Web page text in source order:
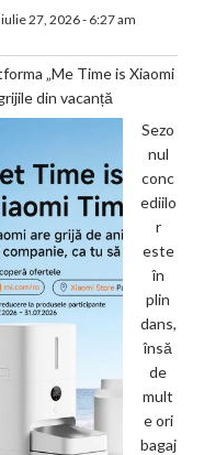
iulie 27, 2026 - 6:27 am
„Me Time is Xiaomi
din vacanță
Sezo
nul
conc
ediilo
r
este
în
plin
dans,
însă
de
mult
e ori
bagaj